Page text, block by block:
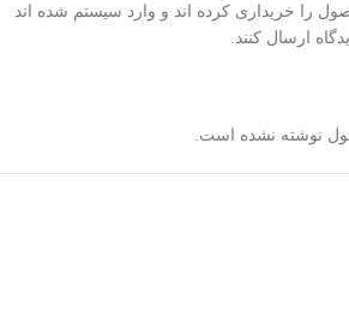
نوشته نشده است.
را خریداری کرده اند و وارد سیستم شده اند
ارسال کنند.